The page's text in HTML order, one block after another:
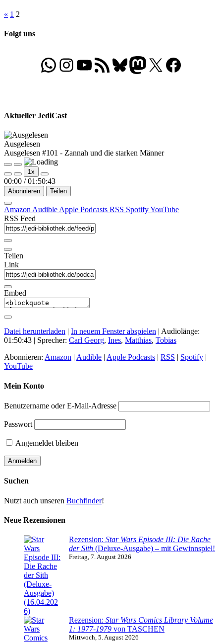
Seitennummerierung
der
« Vorherige
1 2
Folgt uns
WhatsApp
Folgt uns auf Instagram
Besucht unseren YouTube-Kanal
RSS-FeedBluesky
Folgt uns auf Mastodon
X Folgt uns auf
Aktueller JediCast
Ausgelesen
Ausgelesen #101 - Zannah und die starken Männer
Play
Episode
Pause
Episode
1x
00:00 / 01:50:43
Abonnieren Teilen
AmazonAudibleApple Podcasts RSS SpotifyYouTube
RSS Feed
Teilen
Link
Embed
Datei herunterladen In neuem Fenster abspielen Audiolänge:
01:50:43 | Sprecher: Carl Georg, Ines, Matthias, Tobias
Abonnieren: Amazon Audible Apple Podcasts RSS Spotify
YouTube
Mein Konto
Benutzername oder E-Mail-Adresse
Passwort
Angemeldet bleiben
Suchen
Nutzt auch unseren Buchfinder!
Neue Rezensionen
Rezension: Star Wars Episode III: Die Rache
der Sith (Deluxe-Ausgabe) – mit Gewinnspiel!
Freitag, 7. August 2026
Rezension: Star Wars Comics Library Volume
1: 1977-1979 von TASCHEN
Mittwoch, 5. August 2026